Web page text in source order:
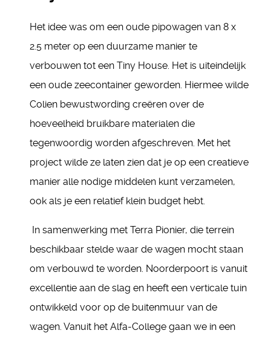
Het idee was om een oude pipowagen van 8 x
2.5 meter op een duurzame manier te
verbouwen tot een Tiny House. Het is uiteindelijk
een oude zeecontainer geworden. Hiermee wilde
Colien bewustwording creëren over de
hoeveelheid bruikbare materialen die
tegenwoordig worden afgeschreven. Met het
project wilde ze laten zien dat je op een creatieve
manier alle nodige middelen kunt verzamelen,
ook als je een relatief klein budget hebt.
In samenwerking met Terra Pionier, die terrein
beschikbaar stelde waar de wagen mocht staan
om verbouwd te worden. Noorderpoort is vanuit
excellentie aan de slag en heeft een verticale tuin
ontwikkeld voor op de buitenmuur van de
wagen. Vanuit het Alfa-College gaan we in een